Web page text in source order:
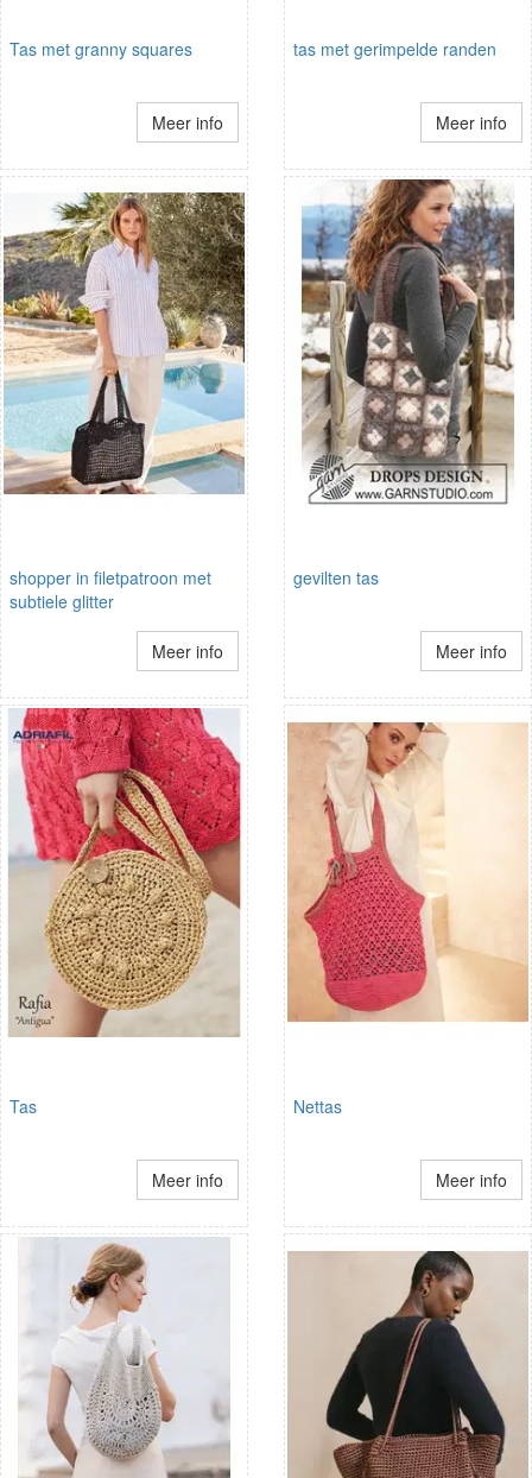
Tas met granny squares
Meer info
tas met gerimpelde randen
Meer info
shopper in filetpatroon met
subtiele glitter
Meer info
gevilten tas
Meer info
Tas
Meer info
Nettas
Meer info